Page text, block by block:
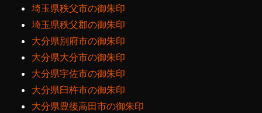
埼玉県秩父市の御朱印
埼玉県秩父郡の御朱印
大分県別府市の御朱印
大分県大分市の御朱印
大分県宇佐市の御朱印
大分県臼杵市の御朱印
大分県豊後高田市の御朱印